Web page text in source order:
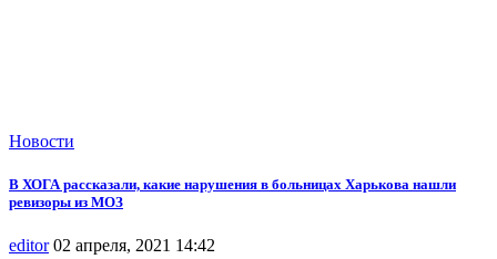
Новости
В ХОГА рассказали, какие нарушения в больницах Харькова нашли
ревизоры из МОЗ
editor 02 апреля, 2021 14:42